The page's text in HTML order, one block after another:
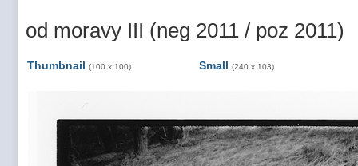
od moravy III (neg 2011 / poz 2011)
Thumbnail (100 x 100) Small (240 x 103)